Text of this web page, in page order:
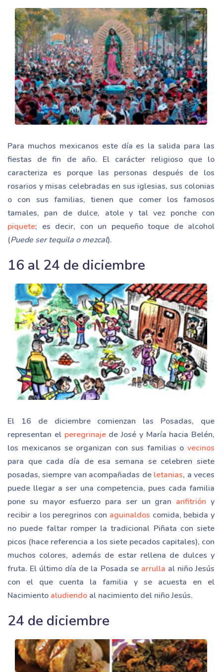
Para muchos mexicanos este día es la salida para las
fiestas de fin de año. El carácter religioso que lo
caracteriza es porque las personas después de los
rosarios y misas celebradas en sus iglesias, sus colonias
o con sus familias, tienen que comer los famosos
tamales, pan de dulce, atole y tal vez ponche con
piquete; es decir, con un pequeño toque de alcohol
(Puede ser tequila o mezcal).
16 al 24 de diciembre
El 16 de diciembre comienzan las Posadas, que
representan el peregrinajede José y María hacia Belén,
los mexicanos se organizan con sus familias o vecinos
para que cada día de esa semana se celebren siete
posadas, siempre van acompañadas de letanias, a veces
puede llegar a ser una competencia, pues cada familia
pone su mayor esfuerzo para ser un gran anfitrión y
recibir a los peregrinos con aguinaldos comida, bebida y
no puede faltar romper la tradicional Piñata con siete
picos (hace referencia a los siete pecados capitales), con
muchos colores, además de estar rellena de dulces y
fruta. El último día de la Posada se arrulla al niño Jesús
con el que cuenta la familia y se acuesta en el
Nacimiento aludiendo al nacimiento del niño Jesús.
24 de diciembre